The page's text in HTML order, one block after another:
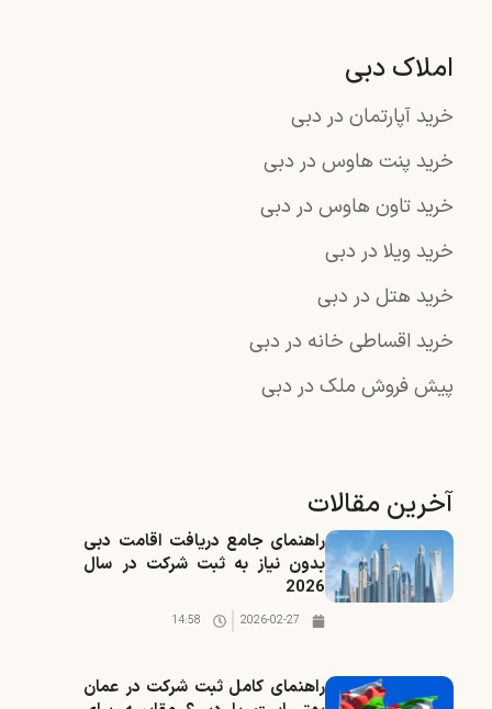
املاک دبی
خرید آپارتمان در دبی
خرید پنت هاوس در دبی
خرید تاون هاوس در دبی
خرید ویلا در دبی
خرید هتل در دبی
خرید اقساطی خانه در دبی
پیش فروش ملک در دبی
آخرین مقالات
راهنمای جامع دریافت اقامت دبی
بدون نیاز به ثبت شرکت در سال
2026
2026-02-27
14:58
راهنمای کامل ثبت شرکت در عمان